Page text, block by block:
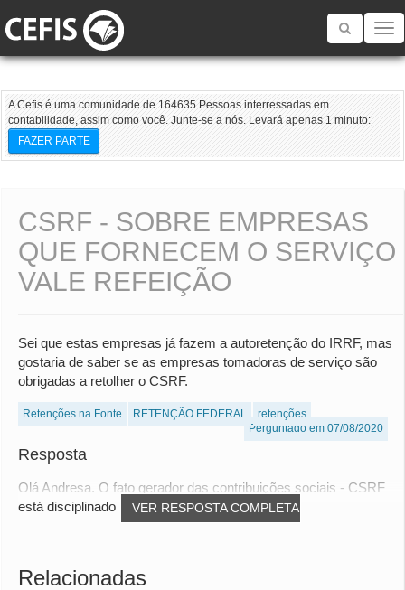
Toggle
A Cefis é uma comunidade de 164635 Pessoas interressadas em
contabilidade, assim como você. Junte-se a nós. Levará apenas 1 minuto:
FAZER PARTE
CSRF - SOBRE EMPRESAS
QUE FORNECEM O SERVIÇO
VALE REFEIÇÃO
Sei que estas empresas já fazem a autoretenção do IRRF, mas
gostaria de saber se as empresas tomadoras de serviço são
obrigadas a retolher o CSRF.
Retenções na Fonte RETENÇÃO FEDERAL
retenções
Perguntado em 07/08/2020
Resposta
VER RESPOSTA COMPLETA
Olá Andresa. O fato gerador das contribuições sociais - CSRF
está disciplinado na IN SRF 459/2004...
Relacionadas